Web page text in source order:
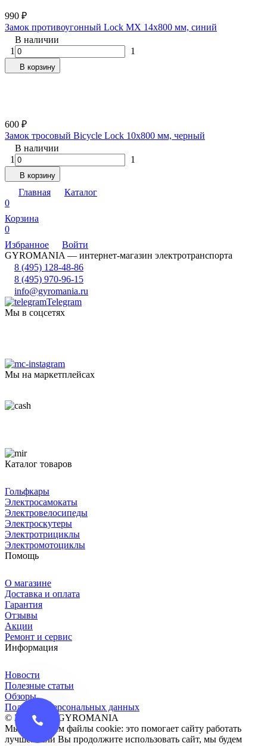
990 ₽
Замок противоугонный Lock MX 14х800 мм, синий
В наличии
1
1
В корзину
600 ₽
Замок тросовый Bicycle Lock 10х800 мм, черный
В наличии
1
1
В корзину
Главная
Каталог
0
Корзина
0
Избранное
Войти
GYROMANIA — интернет-магазин электротранспорта
8 (495) 128-48-86
8 (495) 970-96-15
info@gyromania.ru
Telegram
Мы в соцсетях
Мы на маркетплейсах
Каталог товаров
Гольфкары
Электросамокаты
Электровелосипеды
Электроскутеры
Электротрициклы
Электромотоциклы
Помощь
О магазине
Доставка и оплата
Гарантия
Отзывы
Акции
Ремонт и сервис
Информация
Новости
Полезные статьи
Обзоры
Политика персональных данных
© 2016-2026 GYROMANIA
Мы сохраняем файлы cookie: это помогает сайту работать
лучше. Если Вы продолжите использовать сайт, мы будем